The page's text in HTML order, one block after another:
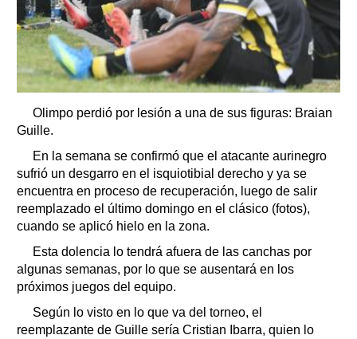
Olimpo perdió por lesión a una de sus figuras: Braian
Guille.
En la semana se confirmó que el atacante aurinegro
sufrió un desgarro en el isquiotibial derecho y ya se
encuentra en proceso de recuperación, luego de salir
reemplazado el último domingo en el clásico (fotos),
cuando se aplicó hielo en la zona.
Esta dolencia lo tendrá afuera de las canchas por
algunas semanas, por lo que se ausentará en los
próximos juegos del equipo.
Según lo visto en lo que va del torneo, el
reemplazante de Guille sería Cristian Ibarra, quien lo